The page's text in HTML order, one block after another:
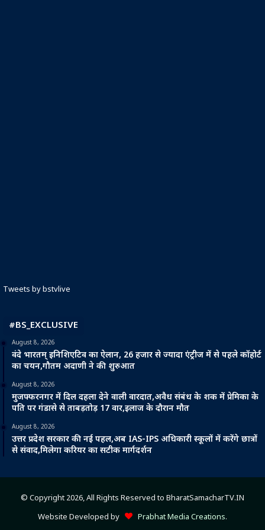
Tweets by bstvlive
#BS_EXCLUSIVE
August 8, 2026
वंदे भारतम् इनिशिएटिव का ऐलान, 26 हजार से ज्यादा एंट्रीज में से पहले कॉहोर्ट
का चयन,गौतम अदाणी ने की शुरुआत
August 8, 2026
मुजफ्फरनगर में दिल दहला देने वाली वारदात,अवैध संबंध के शक में प्रेमिका के
पति पर गंडासे से ताबड़तोड़ 17 वार,इलाज के दौरान मौत
August 8, 2026
उत्तर प्रदेश सरकार की नई पहल,अब IAS-IPS अधिकारी स्कूलों में करेंगे छात्रों
से संवाद,मिलेगा करियर का सटीक मार्गदर्शन
© Copyright 2026, All Rights Reserved to BharatSamacharTV.IN
Website Developed by
Prabhat Media Creations.